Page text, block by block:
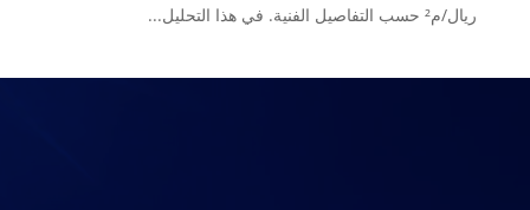
ريال/م² حسب التفاصيل الفنية. في هذا التحليل...